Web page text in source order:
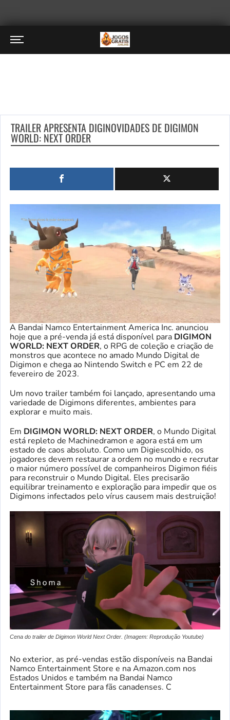
TRAILER APRESENTA DIGINOVIDADES DE DIGIMON
WORLD: NEXT ORDER
A Bandai Namco Entertainment America Inc. anunciou
hoje que a pré-venda já está disponível para DIGIMON
WORLD: NEXT ORDER, o RPG de coleção e criação de
monstros que acontece no amado Mundo Digital de
Digimon e chega ao Nintendo Switch e PC em 22 de
fevereiro de 2023.
Um novo trailer também foi lançado, apresentando uma
variedade de Digimons diferentes, ambientes para
explorar e muito mais.
Em DIGIMON WORLD: NEXT ORDER, o Mundo Digital
está repleto de Machinedramon e agora está em um
estado de caos absoluto. Como um Digiescolhido, os
jogadores devem restaurar a ordem no mundo e recrutar
o maior número possível de companheiros Digimon fiéis
para reconstruir o Mundo Digital. Eles precisarão
equilibrar treinamento e exploração para impedir que os
Digimons infectados pelo vírus causem mais destruição!
Cena do trailer de Digimon World Next Order. (Imagem: Reprodução Youtube)
No exterior, as pré-vendas estão disponíveis na Bandai
Namco Entertainment Store e na Amazon.com nos
Estados Unidos e também na Bandai Namco
Entertainment Store para fãs canadenses. C